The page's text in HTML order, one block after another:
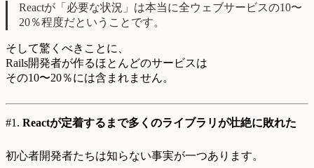
Reactが「必要な状況」は本当に全ウェブサービスの10〜
20％程度だということです。
そして驚くべきことに、
Rails開発者が作るほとんどのサービスは
その10〜20％には含まれません。
#1. Reactが定着するまで多くのライブラリが壮絶に敗れた
初心者開発者たちは知らない事実が一つあります。